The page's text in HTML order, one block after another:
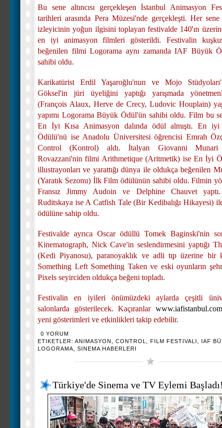
Bu sene altıncısı gerçekleşen İstanbul Animasyon
tarihleri arasında Pera Müzesi'nde gerçekleşti. Her
izleyicinin yoğun ilgisini toplayan festivalde 140'ın
en iyi animasyon filmleri gösterildi. Festivalin
beğenilen filmi Logorama aynı zamanda IAF Büyük
sahibi oldu.
Karikatürist Erdil Yaşaroğlu'nun ve Mojo
Göksel'in jüri üyeliğini yaptığı yarışmada
(François Alaux, Herve de Crecy, Ludovic Houplain)
yapımı Logorama Büyük Ödül'ün sahibi oldu. Film bu
En İyi Kısa Animasyon dalında ödül almıştı. En
Ödülü'nü ise Anadolu Üniversitesi öğrencisi Emrah
Control (Kontrol) aldı. İtalyan Giovanni
Rovazzani'nin filmi Arithmetique (Aritmetik) ise En İyi
illustrayonları ve yarattığı dünya ile oldukça beğenilen
(Yaratık Sezonu) İlk Film ödülünün sahibi oldu. Filmin
Fransız Jimmy Audoin ve Delphine Chauvet
Ruditskaya ise A Catfish Tale (Bir Kedibalığı Hikayesi)
ödülüne sahip oldu.
Festivalde ayrıca Oscar ödüllü Tomek Baginski'nin
Kinematograph, Nick Cave'in seslendirmesini yaptığı
(Kedi Piyanosu), paranoyaklık ve adli tıp üzerine bir
Something Left Something Taken ve eski oyunların
Pixels seyirciden oldukça beğeni topladı.
Festivalin en iyileri önümüzdeki aylarda çeşitli
salonlarda gösterilecek. Kaçıranlar www.iafistanbul.com
yeni gösterimleri ve etkinlikleri takip edebilir.
0 YORUM
ETIKETLER: ANIMASYON CONTROL FILM FESTIVALI
IAF
LOGORAMA
SINEMA HABERLERI
Türkiye'de Sinema ve TV Eylemi